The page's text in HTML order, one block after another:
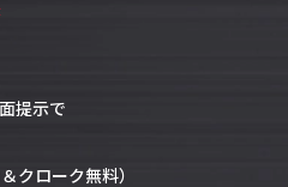
提示で
クローク無料）